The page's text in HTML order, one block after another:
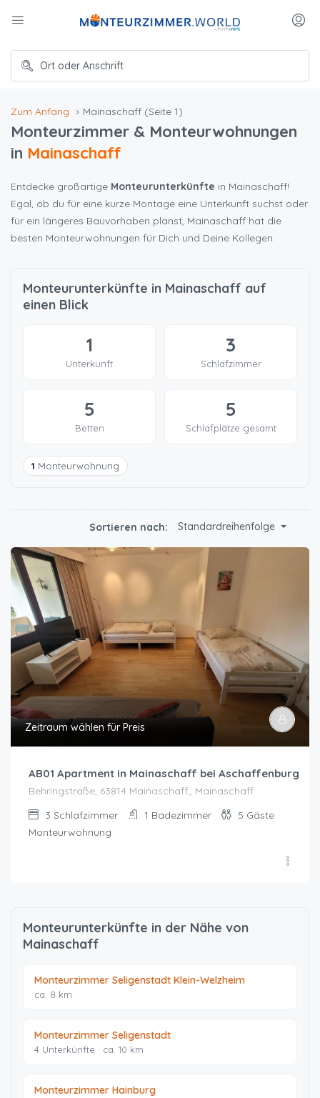
Zum Anfang Mainaschaff (Seite 1)
Monteurzimmer & Monteurwohnungen
in Mainaschaff
Entdecke großartige Monteurunterkünfte in Mainaschaff!
Egal, ob du für eine kurze Montage eine Unterkunft suchst oder
für ein längeres Bauvorhaben planst, Mainaschaff hat die
besten Monteurwohnungen für Dich und Deine Kollegen.
Monteurunterkünfte in Mainaschaff auf
einen Blick
1
Unterkunft
3
Schlafzimmer
5
Betten
5
Schlafplätze gesamt
1 Monteurwohnung
Sortieren nach: Standardreihenfolge
Zeitraum wählen für Preis
AB01 Apartment in Mainaschaff bei Aschaffenburg
Behringstraße, 63814 Mainaschaff,, Mainaschaff
3 Schlafzimmer 1 Badezimmer 5 Gäste
Monteurwohnung
Monteurunterkünfte in der Nähe von
Mainaschaff
Monteurzimmer Seligenstadt Klein-Welzheim
ca. 8 km
Monteurzimmer Seligenstadt
4 Unterkünfte · ca. 10 km
Monteurzimmer Hainburg